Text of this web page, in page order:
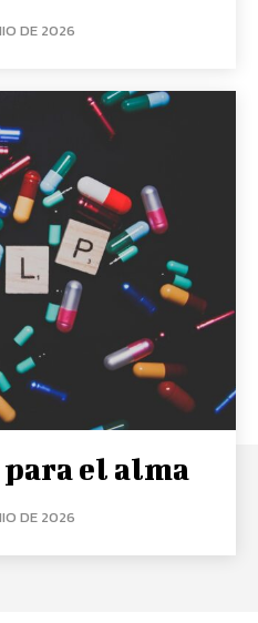
DE 2026
el alma
DE 2026